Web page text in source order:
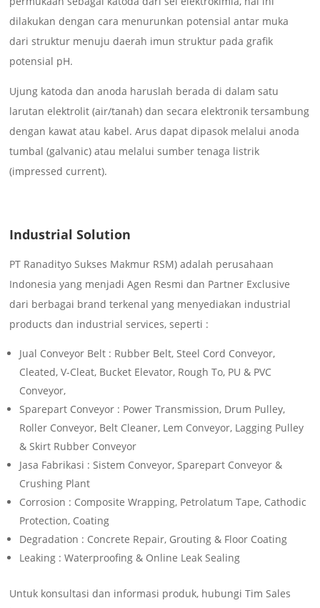
dilakukan dengan cara menurunkan potensial antar muka
dari struktur menuju daerah imun struktur pada grafik
potensial pH.
Ujung katoda dan anoda haruslah berada di dalam satu
larutan elektrolit (air/tanah) dan secara elektronik tersambung
dengan kawat atau kabel. Arus dapat dipasok melalui anoda
tumbal (galvanic) atau melalui sumber tenaga listrik
(impressed current).
Industrial Solution
PT Ranadityo Sukses Makmur RSM) adalah perusahaan
Indonesia yang menjadi Agen Resmi dan Partner Exclusive
dari berbagai brand terkenal yang menyediakan industrial
products dan industrial services, seperti :
Jual Conveyor Belt : Rubber Belt, Steel Cord Conveyor,
Cleated, V-Cleat, Bucket Elevator, Rough To, PU & PVC
Conveyor,
Sparepart Conveyor : Power Transmission, Drum Pulley,
Roller Conveyor, Belt Cleaner, Lem Conveyor, Lagging Pulley
& Skirt Rubber Conveyor
Jasa Fabrikasi : Sistem Conveyor, Sparepart Conveyor &
Crushing Plant
Corrosion : Composite Wrapping, Petrolatum Tape, Cathodic
Protection, Coating
Degradation : Concrete Repair, Grouting & Floor Coating
Leaking : Waterproofing & Online Leak Sealing
Untuk konsultasi dan informasi produk, hubungi Tim Sales